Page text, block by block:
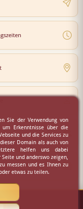
Sie der Verwendung von
Erkenntnisse über die
und die Services zu
Domain als auch von
helfen uns dabei
und anderswo zeigen,
messen und es Ihnen zu
etwas zu teilen.